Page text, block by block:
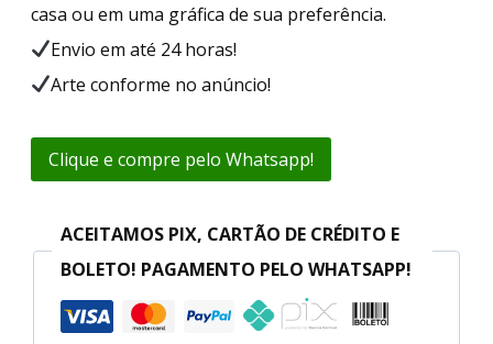
casa ou em uma gráfica de sua preferência.
Envio em até 24 horas!
Arte conforme no anúncio!
Clique e compre pelo Whatsapp!
ACEITAMOS PIX, CARTÃO DE CRÉDITO E
BOLETO! PAGAMENTO PELO WHATSAPP!